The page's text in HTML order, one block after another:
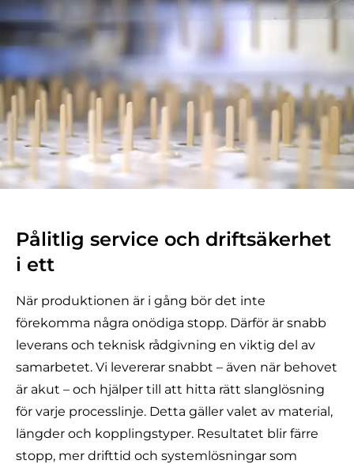
Pålitlig service och driftsäkerhet
i ett
När produktionen är i gång bör det inte
förekomma några onödiga stopp. Därför är snabb
leverans och teknisk rådgivning en viktig del av
samarbetet. Vi levererar snabbt – även när behovet
är akut – och hjälper till att hitta rätt slanglösning
för varje processlinje. Detta gäller valet av material,
längder och kopplingstyper. Resultatet blir färre
stopp, mer drifttid och systemlösningar som